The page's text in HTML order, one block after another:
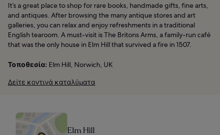
It’s a great place to shop for rare books, handmade gifts, fine arts,
and antiques. After browsing the many antique stores and art
galleries, you can relax and enjoy refreshments in a traditional
English tearoom. A must-visit is The Britons Arms, a family-run café
that was the only house in Elm Hill that survived a fire in 1507.
Τοποθεσία: Elm Hill, Norwich, UK
Δείτε κοντινά καταλύματα
Elm Hill